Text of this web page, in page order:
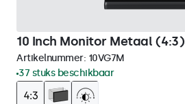
10 Inch Monitor Metaal (4:3)
Artikelnummer: 10VG7M
37 stuks beschikbaar